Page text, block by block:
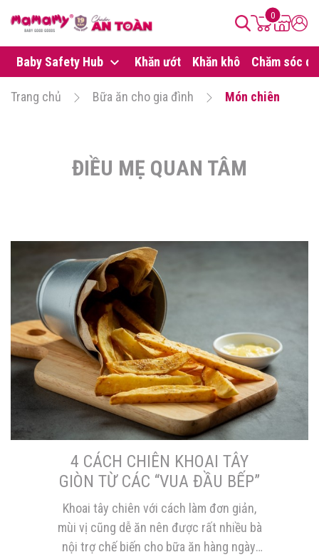
0
Baby Safety Hub Khăn ướt Khăn khô Chăm sóc da
Trang chủ Bữa ăn cho gia đình Món chiên
ĐIỀU MẸ QUAN TÂM
4 CÁCH CHIÊN KHOAI TÂY
GIÒN TỪ CÁC “VUA ĐẦU BẾP”
Khoai tây chiên với cách làm đơn giản,
mùi vị cũng dễ ăn nên được rất nhiều bà
nội trợ chế biến cho bữa ăn hàng ngày,